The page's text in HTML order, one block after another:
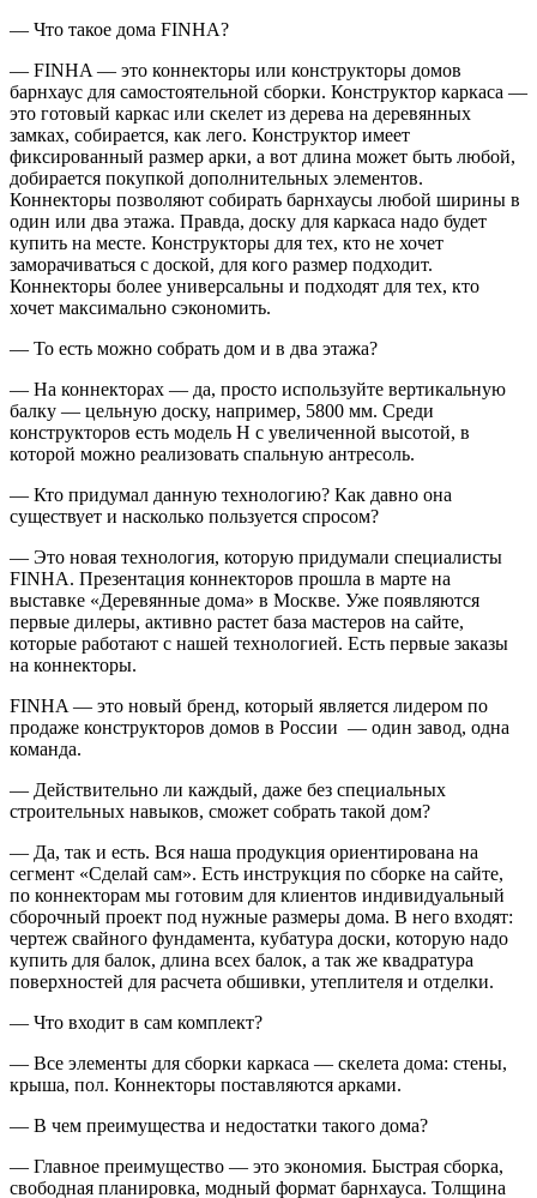
— Что такое дома FINHA?
— FINHA — это коннекторы или конструкторы домов
барнхаус для самостоятельной сборки. Конструктор каркаса —
это готовый каркас или скелет из дерева на деревянных
замках, собирается, как лего. Конструктор имеет
фиксированный размер арки, а вот длина может быть любой,
добирается покупкой дополнительных элементов.
Коннекторы позволяют собирать барнхаусы любой ширины в
один или два этажа. Правда, доску для каркаса надо будет
купить на месте. Конструкторы для тех, кто не хочет
заморачиваться с доской, для кого размер подходит.
Коннекторы более универсальны и подходят для тех, кто
хочет максимально сэкономить.
— То есть можно собрать дом и в два этажа?
— На коннекторах — да, просто используйте вертикальную
балку — цельную доску, например, 5800 мм. Среди
конструкторов есть модель H с увеличенной высотой, в
которой можно реализовать спальную антресоль.
— Кто придумал данную технологию? Как давно она
существует и насколько пользуется спросом?
— Это новая технология, которую придумали специалисты
FINHA. Презентация коннекторов прошла в марте на
выставке «Деревянные дома» в Москве. Уже появляются
первые дилеры, активно растет база мастеров на сайте,
которые работают с нашей технологией. Есть первые заказы
на коннекторы.
FINHA — это новый бренд, который является лидером по
продаже конструкторов домов в России — один завод, одна
команда.
— Действительно ли каждый, даже без специальных
строительных навыков, сможет собрать такой дом?
— Да, так и есть. Вся наша продукция ориентирована на
сегмент «Сделай сам». Есть инструкция по сборке на сайте,
по коннекторам мы готовим для клиентов индивидуальный
сборочный проект под нужные размеры дома. В него входят:
чертеж свайного фундамента, кубатура доски, которую надо
купить для балок, длина всех балок, а так же квадратура
поверхностей для расчета обшивки, утеплителя и отделки.
— Что входит в сам комплект?
— Все элементы для сборки каркаса — скелета дома: стены,
крыша, пол. Коннекторы поставляются арками.
— В чем преимущества и недостатки такого дома?
— Главное преимущество — это экономия. Быстрая сборка,
свободная планировка, модный формат барнхауса. Толщина